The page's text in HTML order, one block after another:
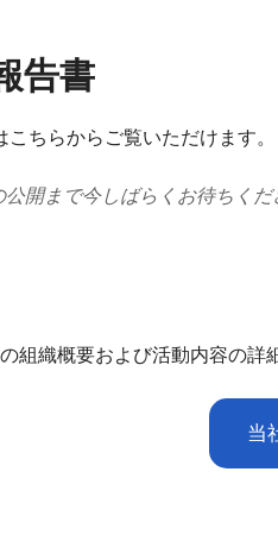
告書
ちらからご覧いただけます。
開まで今しばらくお待ちくだ
組織概要および​活動内容の​詳
当